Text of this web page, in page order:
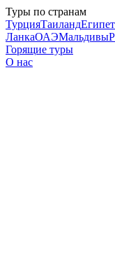
Туры по странам
ТурцияТаиландЕгипет
ЛанкаОАЭМальдивы
Горящие туры
О нас